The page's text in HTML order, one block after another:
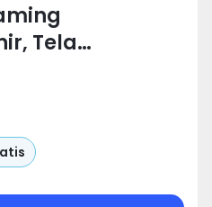
Tela
y
Ergonómica,
Hasta 150 Kg,
Silla
y Blanco